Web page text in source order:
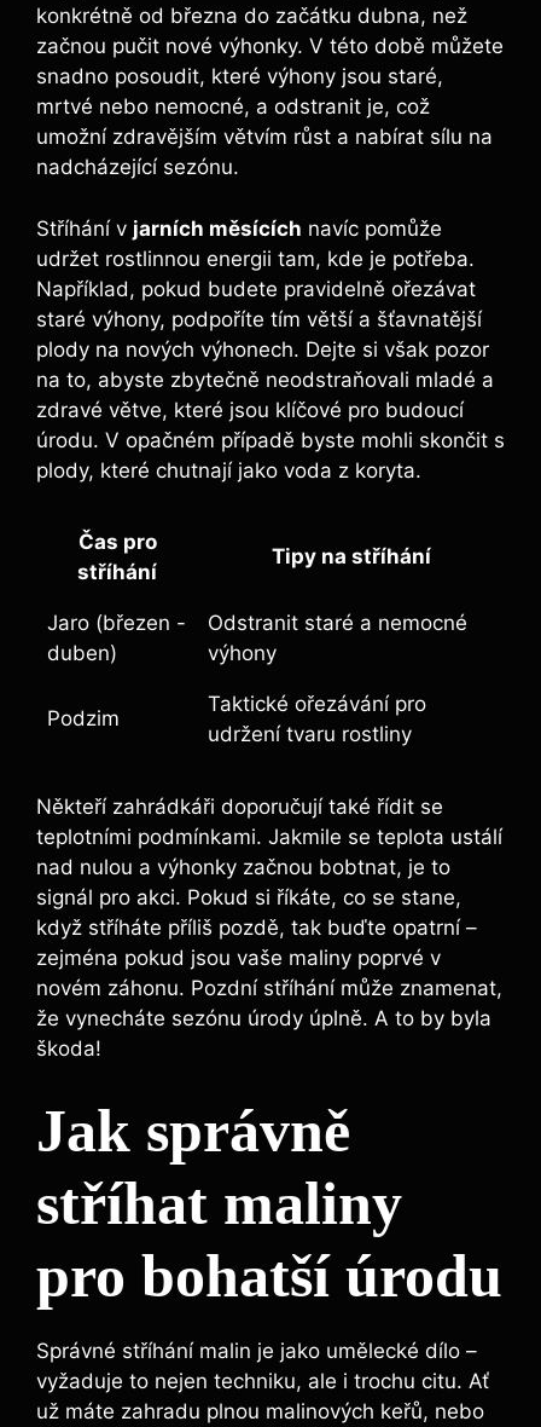
konkrétně od března do začátku dubna, než
začnou pučit nové výhonky. ‍V této době můžete
​snadno posoudit, které ‌výhony jsou staré,
mrtvé nebo nemocné, a odstranit je, což
umožní zdravějším větvím růst a nabírat sílu na
nadcházející sezónu.
Stříhání v jarních měsících ⁤navíc pomůže
udržet rostlinnou energii tam, kde je potřeba.
Například, pokud budete pravidelně ořezávat
staré výhony, podpoříte tím větší a šťavnatější
plody na nových výhonech.‌ Dejte si však pozor
‌na to, abyste zbytečně neodstraňovali mladé ⁤a
zdravé větve, které jsou⁣ klíčové pro budoucí
úrodu. ⁤V opačném případě byste ‍mohli skončit s
plody, ‍které chutnají jako voda z koryta.
Čas pro
stříhání
Tipy⁤ na stříhání
Jaro (březen ⁢-
duben)
Odstranit ‌staré a nemocné
výhony
Podzim
Taktické ořezávání pro
udržení tvaru rostliny
Někteří zahrádkáři ⁢doporučují také řídit‌ se
teplotními podmínkami. Jakmile ‍se teplota ustálí⁤
nad nulou a výhonky začnou bobtnat, ‍je to
signál pro akci. Pokud si říkáte, co se stane,
když stříháte​ příliš pozdě, tak buďte opatrní –
zejména pokud jsou vaše maliny ‍poprvé v
novém záhonu. Pozdní stříhání může znamenat,
že vynecháte sezónu úrody úplně. A ⁢to by byla
škoda!
Jak správně‌
stříhat maliny
pro bohatší úrodu
Správné stříhání malin​ je‌ jako umělecké dílo –
vyžaduje to nejen techniku, ale i trochu citu. Ať
už máte zahradu plnou‌ malinových keřů, nebo